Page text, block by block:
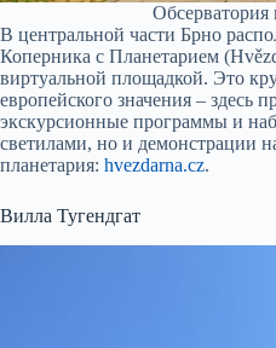
В центральной части Брно
Коперника с Планетарием
виртуальной площадкой. Это
европейского значения – здесь
экскурсионные программы и
светилами, но и демонстрации
планетария: hvezdarna.cz.
Вилла Тугендгат